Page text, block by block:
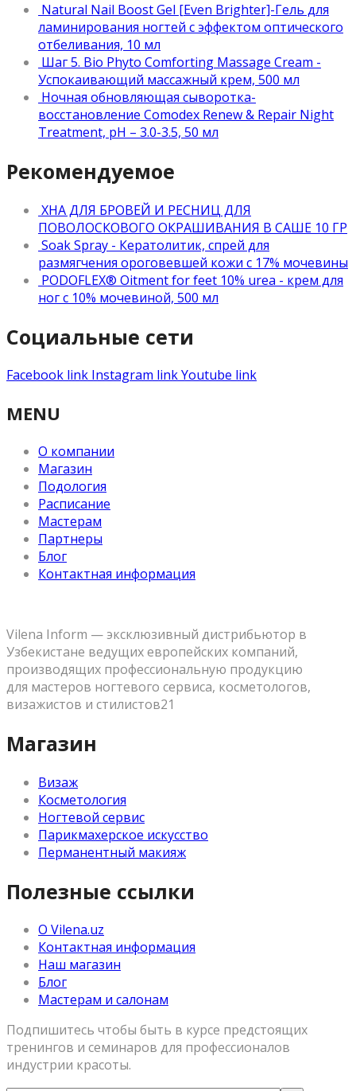
Natural Nail Boost Gel [Even Brighter]-Гель для
ламинирования ногтей с эффектом оптического
отбеливания, 10 мл
Шаг 5. Bio Phyto Comforting Massage Cream -
Успокаивающий массажный крем, 500 мл
Ночная обновляющая сыворотка-
восстановление Comodex Renew & Repair Night
Treatment, pН – 3.0-3.5, 50 мл
Рекомендуемое
ХНА ДЛЯ БРОВЕЙ И РЕСНИЦ ДЛЯ
ПОВОЛОСКОВОГО ОКРАШИВАНИЯ В САШЕ 10 ГР
Soak Spray - Кератолитик, спрей для
размягчения ороговевшей кожи с 17% мочевины
PODOFLEX® Oitment for feet 10% urea - крем для
ног с 10% мочевиной, 500 мл
Социальные сети
Facebook link Instagram linkYoutube link
MENU
О компании
Магазин
Подология
Расписание
Мастерам
Партнеры
Блог
Контактная информация
Vilena Inform — эксклюзивный дистрибьютор в
Узбекистане ведущих европейских компаний,
производящих профессиональную продукцию
для мастеров ногтевого сервиса, косметологов,
визажистов и стилистов21
Магазин
Визаж
Косметология
Ногтевой сервис
Парикмахерское искусство
Перманентный макияж
Полезные ссылки
О Vilena.uz
Контактная информация
Наш магазин
Блог
Мастерам и салонам
Подпишитесь чтобы быть в курсе предстоящих
тренингов и семинаров для профессионалов
индустрии красоты.